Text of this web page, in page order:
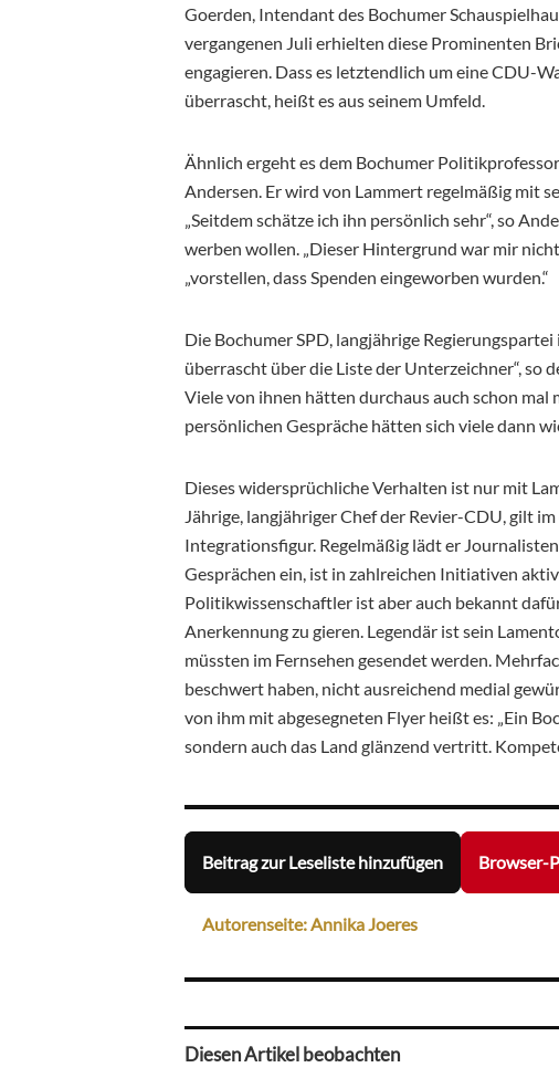
Goerden, Intendant des Bochumer
vergangenen Juli erhielten diese Prominenten
engagieren. Dass es letztendlich um eine CDU-
überrascht, heißt es aus seinem Umfeld.
Ähnlich ergeht es dem Bochumer
Andersen. Er wird von Lammert regelmäßig mit
„Seitdem schätze ich ihn persönlich sehr“, so
werben wollen. „Dieser Hintergrund war mir
„vorstellen, dass Spenden eingeworben wurden.“
Die Bochumer SPD, langjährige
überrascht über die Liste der Unterzeichner“, so
Viele von ihnen hätten durchaus auch schon mal
persönlichen Gespräche hätten sich viele dann
Dieses widersprüchliche Verhalten ist nur mit
Jährige, langjähriger Chef der Revier-CDU, gilt
Integrationsfigur. Regelmäßig lädt er
Gesprächen ein, ist in zahlreichen Initiativen
Politikwissenschaftler ist aber auch bekannt
Anerkennung zu gieren. Legendär ist sein
müssten im Fernsehen gesendet werden.
beschwert haben, nicht ausreichend medial
von ihm mit abgesegneten Flyer heißt es: „Ein
sondern auch das Land glänzend vertritt.
Beitrag zur Leseliste hinzufügen Browser-
Autorenseite: Annika Joeres
Diesen Artikel beobachten